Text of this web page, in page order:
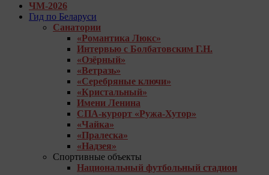
ЧМ-2026
Гид по Беларуси
Санатории
«Романтика Люкс»
Интервью с Болбатовским Г.Н.
«Озёрный»
«Ветразь»
«Серебряные ключи»
«Кристальный»
Имени Ленина
СПА-курорт «Ружа-Хутор»
«Чайка»
«Пралеска»
«Надзея»
Спортивные объекты
Национальный футбольный стадион